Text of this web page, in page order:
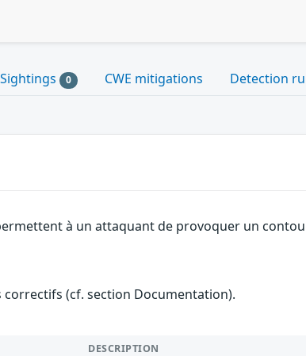
Sightings 0 CWE mitigations Detection
à un attaquant de provoquer un
(cf. section Documentation).
DESCRIPTION